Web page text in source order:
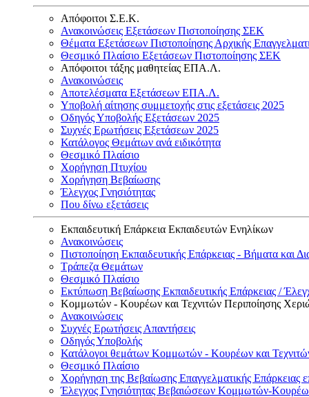
Απόφοιτοι Σ.Ε.Κ.
Ανακοινώσεις Εξετάσεων Πιστοποίησης ΣΕΚ
Θέματα Εξετάσεων Πιστοποίησης Αρχικής
Θεσμικό Πλαίσιο Εξετάσεων Πιστοποίησης ΣΕΚ
Απόφοιτοι τάξης μαθητείας ΕΠΑ.Λ.
Ανακοινώσεις
Αποτελέσματα Εξετάσεων ΕΠΑ.Λ.
Υποβολή αίτησης συμμετοχής στις εξετάσεις 2025
Οδηγός Υποβολής Εξετάσεων 2025
Συχνές Ερωτήσεις Εξετάσεων 2025
Κατάλογος Θεμάτων ανά ειδικότητα
Θεσμικό Πλαίσιο
Χορήγηση Πτυχίου
Χορήγηση Βεβαίωσης
Έλεγχος Γνησιότητας
Που δίνω εξετάσεις
Εκπαιδευτική Επάρκεια Εκπαιδευτών Ενηλίκων
Ανακοινώσεις
Πιστοποίηση Εκπαιδευτικής Επάρκειας - Βήματα και
Τράπεζα Θεμάτων
Θεσμικό Πλαίσιο
Εκτύπωση Βεβαίωσης Εκπαιδευτικής Επάρκειας /
Κομμωτών - Κουρέων και Τεχνιτών Περιποίησης
Ανακοινώσεις
Συχνές Ερωτήσεις Απαντήσεις
Οδηγός Υποβολής
Κατάλογοι θεμάτων Κομμωτών - Κουρέων και
Θεσμικό Πλαίσιο
Χορήγηση της Βεβαίωσης Επαγγελματικής
Έλεγχος Γνησιότητας Βεβαιώσεων Κομμωτών-